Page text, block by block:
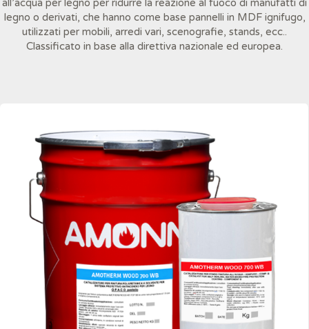
all’acqua per legno per ridurre la reazione al fuoco di manufatti di
legno o derivati, che hanno come base pannelli in MDF ignifugo,
utilizzati per mobili, arredi vari, scenografie, stands, ecc..
Classificato in base alla direttiva nazionale ed europea.